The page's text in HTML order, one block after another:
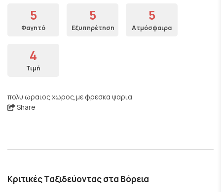
5
Φαγητό
5
Εξυπηρέτηση
5
Ατμόσφαιρα
4
Τιμή
πολυ ωραιος χωρος,με φρεσκα ψαρια
Share
Κριτικές Ταξιδεύοντας στα Βόρεια